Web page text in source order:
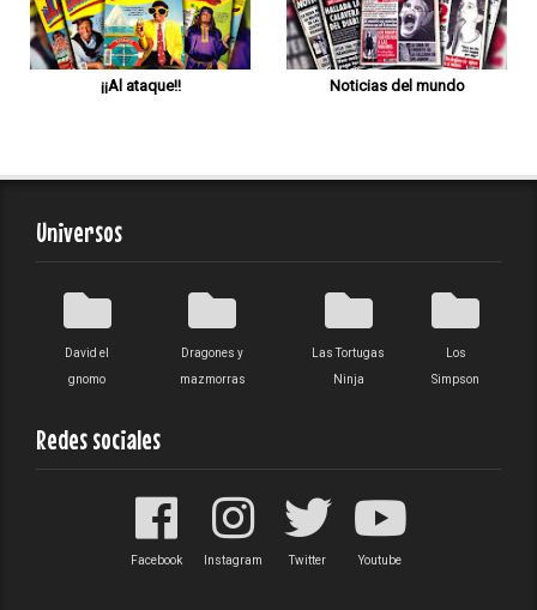
¡¡Al ataque!! Noticias del mundo
Universos
David el
gnomo
Dragones y
mazmorras
Las Tortugas
Ninja
Los
Simpson
Redes sociales
Facebook Instagram Twitter Youtube